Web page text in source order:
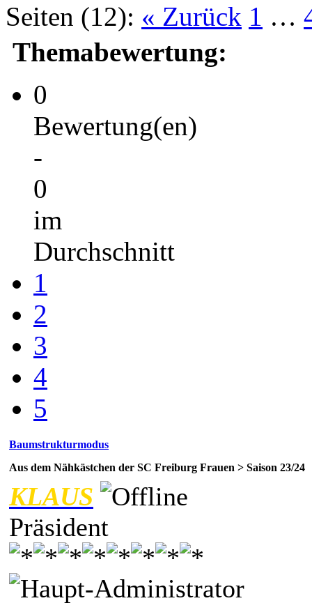
Seiten (12): « Zurück 1 …
Themabewertung:
0
Bewertung(en)
-
0
im
Durchschnitt
1
2
3
4
5
Baumstrukturmodus
Aus dem Nähkästchen der SC Freiburg Frauen > Saison 23/24
KLAUS
Präsident